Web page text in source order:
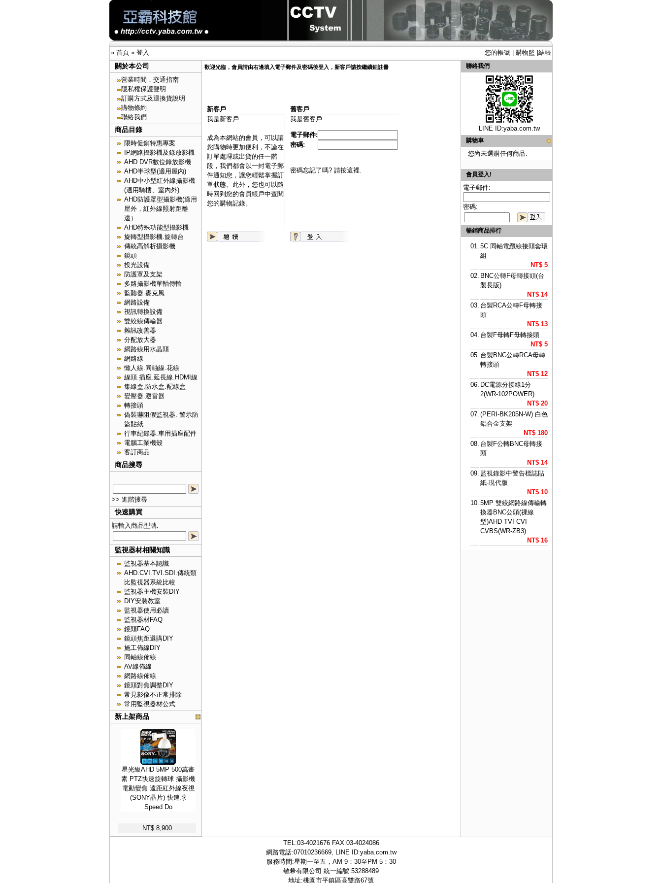
» 首頁 » 登入 您的帳號 購物籃 結帳
關於本公司
營業時間．交通指南
隱私權保護聲明
訂購方式及退換貨說明
購物條約
聯絡我們
商品目錄
限時促銷特惠專案
IP網路攝影機及錄放影機
AHD DVR數位錄放影機
AHD半球型(適用屋內)
AHD中小型紅外線攝影機
(適用騎樓、室內外)
AHD防護罩型攝影機(適用
屋外，紅外線照射距離
遠）
AHD特殊功能型攝影機
旋轉型攝影機.旋轉台
傳統高解析攝影機
鏡頭
投光設備
防護罩及支架
多路攝影機單軸傳輸
監聽器.麥克風
網路設備
視訊轉換設備
雙絞線傳輸器
雜訊改善器
分配放大器
網路線用水晶頭
網路線
懶人線.同軸線.花線
線頭.插座.延長線.HDMI線
集線盒.防水盒.配線盒
變壓器.避雷器
轉接頭
偽裝嚇阻假監視器. 警示防
盜貼紙
行車紀錄器.車用插座配件
電腦工業機殼
客訂商品
商品搜尋
>> 進階搜尋
快速購買
請輸入商品型號.
監視器材相關知識
監視器基本認識
AHD.CVI.TVI.SDI.傳統類
比監視器系統比較
監視器主機安裝DIY
DIY安裝教室
監視器使用必讀
監視器材FAQ
鏡頭FAQ
鏡頭焦距選購DIY
施工佈線DIY
同軸線佈線
AV線佈線
網路線佈線
鏡頭對焦調整DIY
常見影像不正常排除
常用監視器材公式
新上架商品
星光級AHD 5MP 500萬畫
素 PTZ快速旋轉球 攝影機
電動變焦 遠距紅外線夜視
(SONY晶片) 快速球
Speed Do
NT$ 8,900
歡迎光臨，會員請由右邊填入電子郵件及密碼後登入，新客戶請按繼續鈕註冊
新客戶
我是新客戶.
成為本網站的會員，可以讓
您購物時更加便利，不論在
訂單處理或出貨的任一階
段，我們都會以一封電子郵
件通知您，讓您輕鬆掌握訂
單狀態。此外，您也可以隨
時回到您的會員帳戶中查閱
您的購物記錄。
舊客戶
我是舊客戶.
電子郵件:
密碼:
密碼忘記了嗎? 請按這裡.
聯絡我們
LINE ID:yaba.com.tw
購物車
您尚未選購任何商品.
會員登入!
電子郵件:
密碼:
暢銷商品排行
01. 5C 同軸電纜線接頭套環
組
NT$ 5
02. BNC公轉F母轉接頭(台
製長版)
NT$ 14
03. 台製RCA公轉F母轉接
頭
NT$ 13
04. 台製F母轉F母轉接頭
NT$ 5
05. 台製BNC公轉RCA母轉
轉接頭
NT$ 12
06. DC電源分接線1分
2(WR-102POWER)
NT$ 20
07. (PERI-BK205N-W) 白色
鋁合金支架
NT$ 180
08. 台製F公轉BNC母轉接
頭
NT$ 14
09. 監視錄影中警告標誌貼
紙-現代版
NT$ 10
10. 5MP 雙絞網路線傳輸轉
換器BNC公頭(祼線
型)AHD TVI CVI
CVBS(WR-ZB3)
NT$ 16
TEL:03-4021676FAX:03-4024086
網路電話:07010236669, LINE ID:yaba.com.tw
服務時間:星期一至五，AM 9：30至PM 5：30
敏希有限公司 統一編號:53288489
地址:桃園市平鎮區高雙路67號